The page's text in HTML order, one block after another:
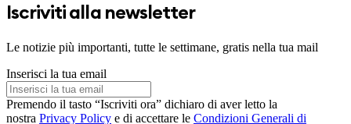
Iscriviti alla newsletter
Le notizie più importanti, tutte le settimane, gratis nella tua mail
Inserisci la tua email
Premendo il tasto “Iscriviti ora” dichiaro di aver letto la
nostra Privacy Policy e di accettare le Condizioni Generali di